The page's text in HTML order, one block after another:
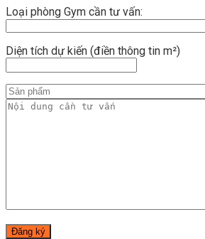
Loại phòng Gym cần tư vấn:
Diện tích dự kiến (điền thông tin m²)